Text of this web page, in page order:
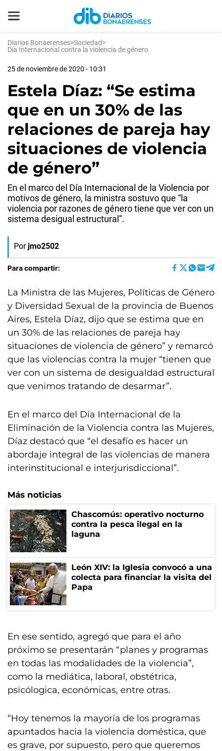
Diarios Bonaerenses>Sociedad>
Día Internacional contra la violencia de género
25 de noviembre de 2020 - 10:31
Estela Díaz: “Se estima
que en un 30% de las
relaciones de pareja hay
situaciones de violencia
de género”
En el marco del Día Internacional de la Violencia por
motivos de género, la ministra sostuvo que “la
violencia por razones de género tiene que ver con un
sistema desigual estructural”.
Por jmo2502
Para compartir:
La Ministra de las Mujeres, Políticas de Género
y Diversidad Sexual de la provincia de Buenos
Aires, Estela Díaz, dijo que se estima que en
un 30% de las relaciones de pareja hay
situaciones de violencia de género” y remarcó
que las violencias contra la mujer “tienen que
ver con un sistema de desigualdad estructural
que venimos tratando de desarmar”.
En el marco del Día Internacional de la
Eliminación de la Violencia contra las Mujeres,
Díaz destacó que “el desafío es hacer un
abordaje integral de las violencias de manera
interinstitucional e interjurisdiccional”.
Más noticias
Chascomús: operativo nocturno
contra la pesca ilegal en la
laguna
León XIV: la Iglesia convocó a una
colecta para financiar la visita del
Papa
En ese sentido, agregó que para el año
próximo se presentarán “planes y programas
en todas las modalidades de la violencia”,
como la mediática, laboral, obstétrica,
psicólogica, económicas, entre otras.
“Hoy tenemos la mayoría de los programas
apuntados hacia la violencia doméstica, que
es grave, por supuesto, pero que queremos